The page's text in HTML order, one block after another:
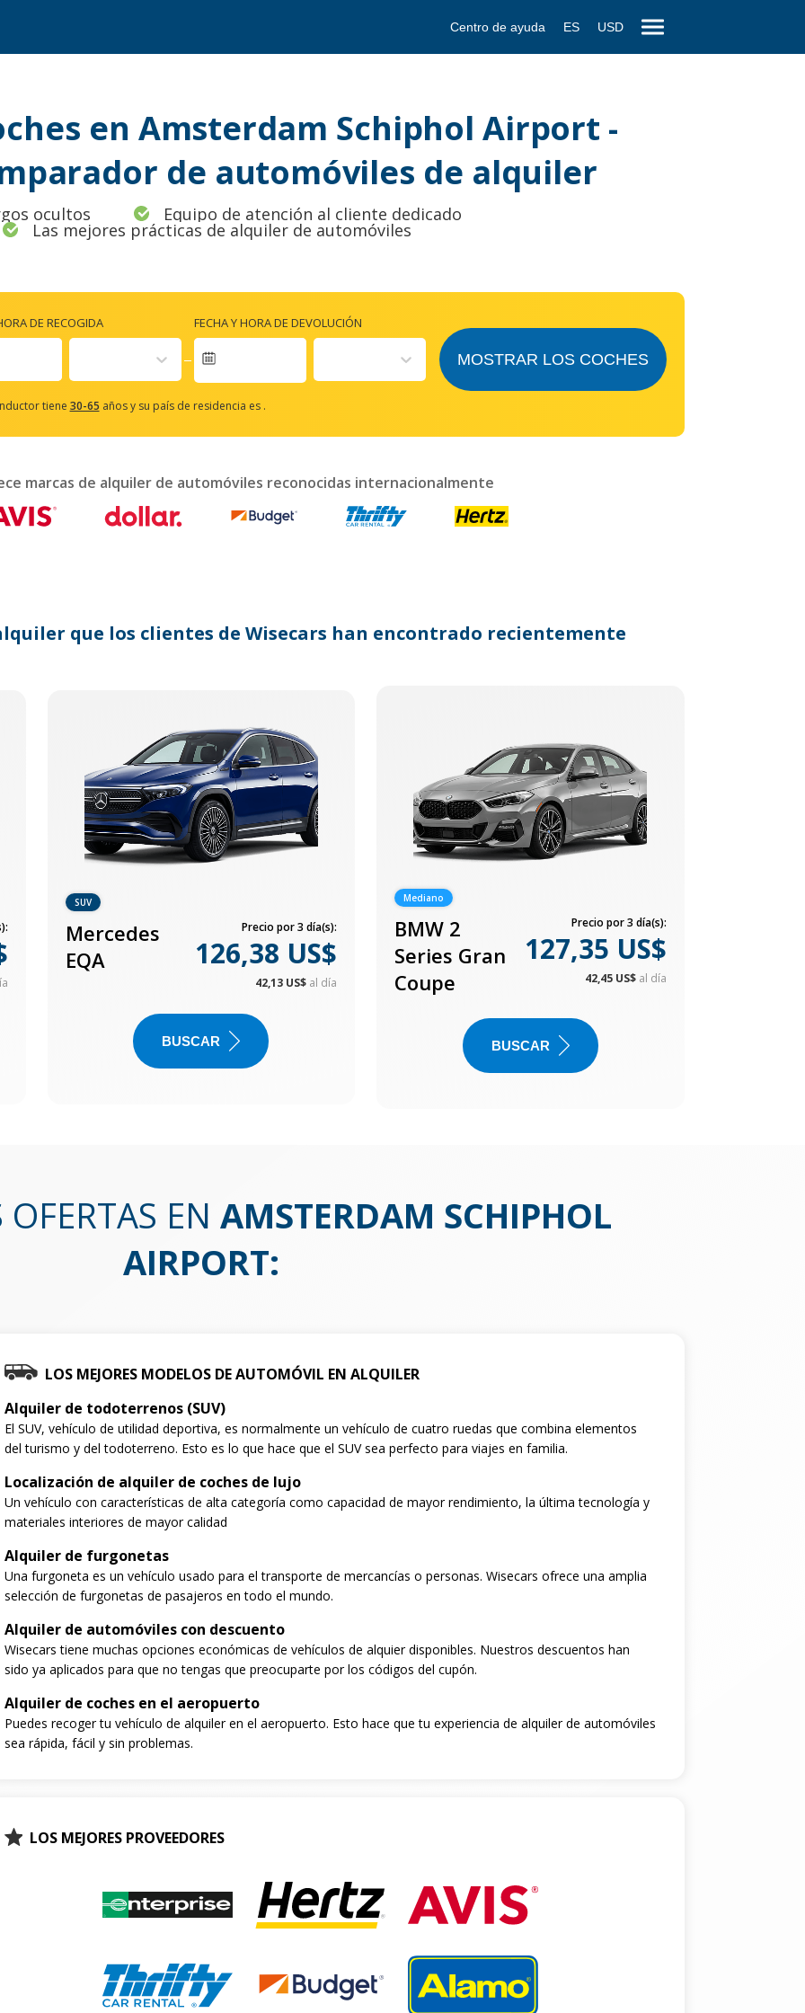
Centro de ayuda ES USD
en Amsterdam Schiphol Airport -
de automóviles de alquiler
ocultos Equipo de atención al cliente dedicado
Las mejores prácticas de alquiler de automóviles
DE RECOGIDA FECHA Y HORA DE DEVOLUCIÓN
tiene 30-65 años y su país de residencia es .
MOSTRAR LOS COCHES
marcas de alquiler de automóviles reconocidas internacionalmente
que los clientes de Wisecars han encontrado recientemente
SUV
Mercedes
EQA
Precio por 3 día(s):
126,38 US$
42,13 US$ al día
BUSCAR
Mediano
BMW 2
Series Gran
Coupe
Precio por 3 día(s):
127,35 US$
42,45 US$ al día
BUSCAR
OFERTAS EN AMSTERDAM SCHIPHOL
AIRPORT:
LOS MEJORES MODELOS DE AUTOMÓVIL EN ALQUILER
Alquiler de todoterrenos (SUV)
El SUV, vehículo de utilidad deportiva, es normalmente un vehículo de cuatro ruedas que combina elementos
del turismo y del todoterreno. Esto es lo que hace que el SUV sea perfecto para viajes en familia.
Localización de alquiler de coches de lujo
Un vehículo con características de alta categoría como capacidad de mayor rendimiento, la última tecnología y
materiales interiores de mayor calidad
Alquiler de furgonetas
Una furgoneta es un vehículo usado para el transporte de mercancías o personas. Wisecars ofrece una amplia
selección de furgonetas de pasajeros en todo el mundo.
Alquiler de automóviles con descuento
Wisecars tiene muchas opciones económicas de vehículos de alquier disponibles. Nuestros descuentos han
sido ya aplicados para que no tengas que preocuparte por los códigos del cupón.
Alquiler de coches en el aeropuerto
Puedes recoger tu vehículo de alquiler en el aeropuerto. Esto hace que tu experiencia de alquiler de automóviles
sea rápida, fácil y sin problemas.
LOS MEJORES PROVEEDORES